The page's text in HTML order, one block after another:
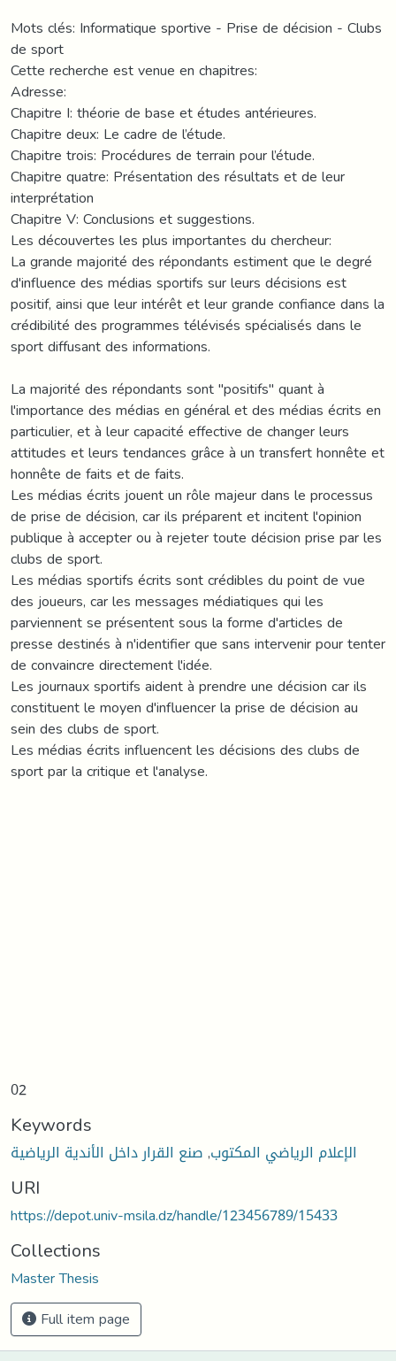
Mots clés: Informatique sportive - Prise de décision - Clubs
de sport
Cette recherche est venue en chapitres:
Adresse:
Chapitre I: théorie de base et études antérieures.
Chapitre deux: Le cadre de l’étude.
Chapitre trois: Procédures de terrain pour l’étude.
Chapitre quatre: Présentation des résultats et de leur
interprétation
Chapitre V: Conclusions et suggestions.
Les découvertes les plus importantes du chercheur:
La grande majorité des répondants estiment que le degré
d'influence des médias sportifs sur leurs décisions est
positif, ainsi que leur intérêt et leur grande confiance dans la
crédibilité des programmes télévisés spécialisés dans le
sport diffusant des informations.
La majorité des répondants sont "positifs" quant à
l'importance des médias en général et des médias écrits en
particulier, et à leur capacité effective de changer leurs
attitudes et leurs tendances grâce à un transfert honnête et
honnête de faits et de faits.
Les médias écrits jouent un rôle majeur dans le processus
de prise de décision, car ils préparent et incitent l'opinion
publique à accepter ou à rejeter toute décision prise par les
clubs de sport.
Les médias sportifs écrits sont crédibles du point de vue
des joueurs, car les messages médiatiques qui les
parviennent se présentent sous la forme d'articles de
presse destinés à n'identifier que sans intervenir pour tenter
de convaincre directement l'idée.
Les journaux sportifs aident à prendre une décision car ils
constituent le moyen d'influencer la prise de décision au
sein des clubs de sport.
Les médias écrits influencent les décisions des clubs de
sport par la critique et l'analyse.
02
Keywords
الإعلام الرياضي المكتوب,صنع القرار داخل الأندية الرياضية
URI
https://depot.univ-msila.dz/handle/123456789/15433
Collections
Master Thesis
Full item page